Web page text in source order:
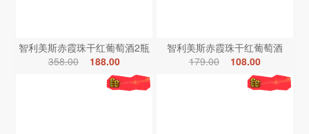
智利美斯赤霞珠干红葡萄酒2瓶
358.00
188.00
智利美斯赤霞珠干红葡萄酒
179.00
108.00